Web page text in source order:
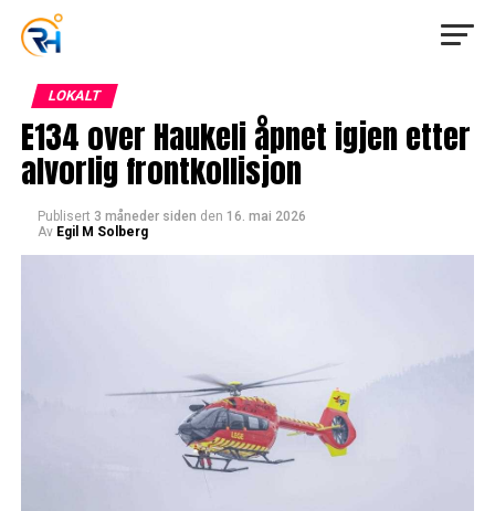
LOKALT
E134 over Haukeli åpnet igjen etter
alvorlig frontkollisjon
Publisert 3 måneder siden den 16. mai 2026
Av Egil M Solberg